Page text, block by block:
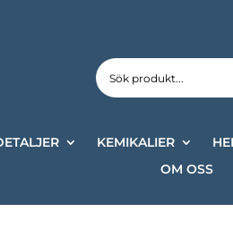
KEMIKALIER
OM OSS